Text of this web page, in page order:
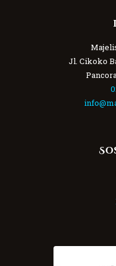
Jl. Cikoko